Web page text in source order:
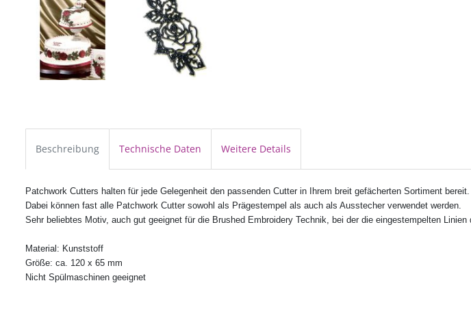
Beschreibung Technische Daten Weitere Details
Patchwork Cutters halten für jede Gelegenheit den passenden Cutter in Ihrem breit gefächerten Sortiment bereit.
Dabei können fast alle Patchwork Cutter sowohl als Prägestempel als auch als Ausstecher verwendet werden.
Sehr beliebtes Motiv, auch gut geeignet für die Brushed Embroidery Technik, bei der die eingestempelten
Material: Kunststoff
Größe: ca. 120 x 65 mm
Nicht Spülmaschinen geeignet